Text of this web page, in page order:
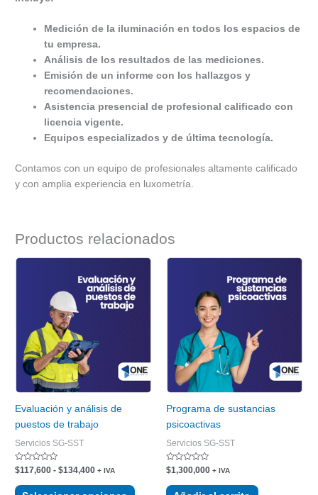
Medición de la iluminación en todos los espacios de
tu empresa.
Análisis de los resultados de las mediciones.
Emisión de un informe con los hallazgos y
recomendaciones.
Asistencia presencial de profesional calificado con
licencia vigente.
Equipos especializados y de última tecnología.
Contamos con un equipo de profesionales altamente calificado
y con amplia experiencia en luxometría.
Productos relacionados
Evaluación y análisis de
puestos de trabajo
Servicios SG-SST
Valorado
con
0
de
$117,600 - $134,400
de
precios:
desde
$117,600
+ IVA
Este
producto
tiene
múltiples
se
pueden
Programa de sustancias
psicoactivas
Servicios SG-SST
Valorado
con
0
de
$1,300,000 + IVA